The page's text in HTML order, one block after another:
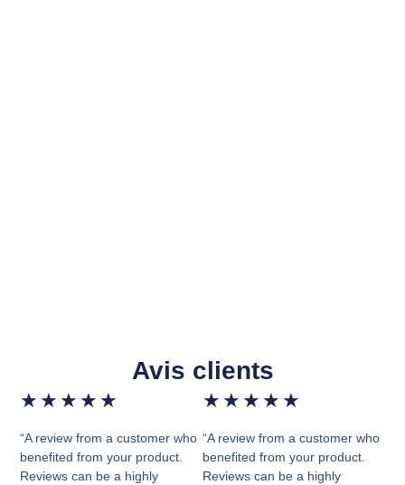
Avis clients
★ ★ ★ ★ ★
“A review from a customer who
benefited from your product.
Reviews can be a highly
★ ★ ★ ★ ★
“A review from a customer who
benefited from your product.
Reviews can be a highly